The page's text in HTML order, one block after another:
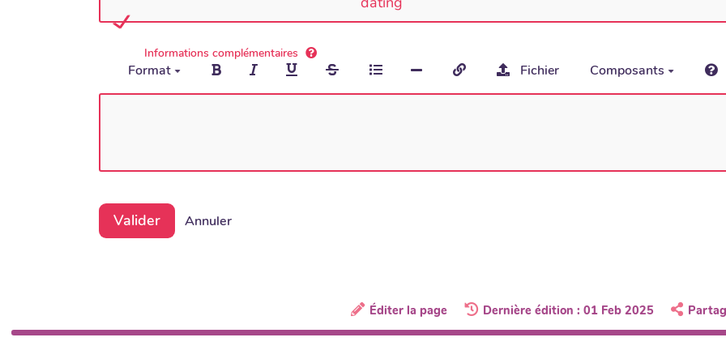
Informations complémentaires
Format Fichier Composants
Valider Annuler
Éditer la page Dernière édition : 01 Feb 2025